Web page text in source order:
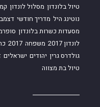
טיול בלונדון מסלול לונדון
נוטינג היל מדריך חודשי
מסעדות כשרות בלונדון
לונדון 2017
משפחה 2017
גולדרס גרין יהודים ישראלים
טיול בת מצווה